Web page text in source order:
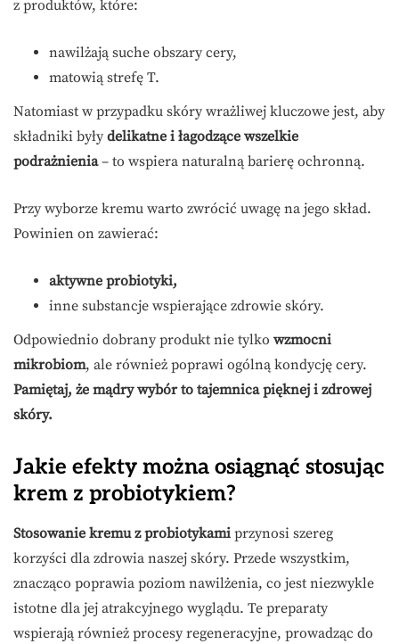
z produktów, które:
nawilżają suche obszary cery,
matowią strefę T.
Natomiast w przypadku skóry wrażliwej kluczowe jest, aby
składniki były delikatne i łagodzące wszelkie
podrażnienia– to wspiera naturalną barierę ochronną.
Przy wyborze kremu warto zwrócić uwagę na jego skład.
Powinien on zawierać:
aktywne probiotyki,
inne substancje wspierające zdrowie skóry.
Odpowiednio dobrany produkt nie tylko wzmocni
mikrobiom, ale również poprawi ogólną kondycję cery.
Pamiętaj, że mądry wybór to tajemnica pięknej i zdrowej
skóry.
Jakie efekty można osiągnąć stosując
krem z probiotykiem?
Stosowanie kremu z probiotykami przynosi szereg
korzyści dla zdrowia naszej skóry. Przede wszystkim,
znacząco poprawia poziom nawilżenia, co jest niezwykle
istotne dla jej atrakcyjnego wyglądu. Te preparaty
wspierają również procesy regeneracyjne, prowadząc do